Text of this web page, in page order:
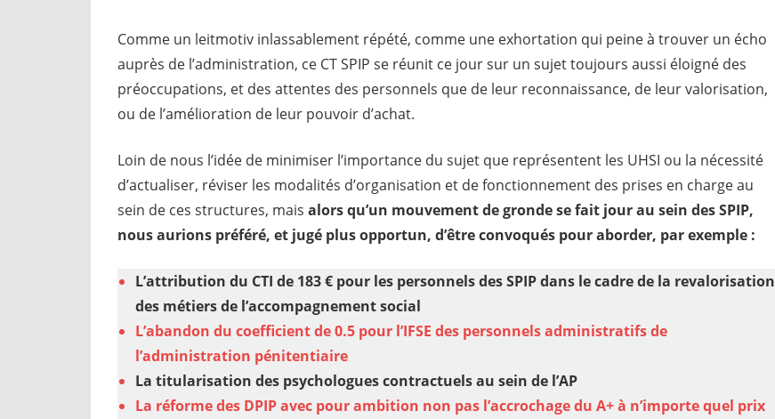
Comme un leitmotiv inlassablement répété, comme une exhortation qui peine à trouver un écho
auprès de l’administration, ce CT SPIP se réunit ce jour sur un sujet toujours aussi éloigné des
préoccupations, et des attentes des personnels que de leur reconnaissance, de leur valorisation,
ou de l’amélioration de leur pouvoir d’achat.
Loin de nous l’idée de minimiser l’importance du sujet que représentent les UHSI ou la nécessité
d’actualiser, réviser les modalités d’organisation et de fonctionnement des prises en charge au
sein de ces structures, mais alors qu’un mouvement de gronde se fait jour au sein des SPIP,
nous aurions préféré, et jugé plus opportun, d’être convoqués pour aborder, par exemple :
L’attribution du CTI de 183 € pour les personnels des SPIP dans le cadre de la revalorisation
des métiers de l’accompagnement social
L’abandon du coefficient de 0.5 pour l’IFSE des personnels administratifs de
l’administration pénitentiaire
La titularisation des psychologues contractuels au sein de l’AP
La réforme des DPIP avec pour ambition non pas l’accrochage du A+ à n’importe quel prix